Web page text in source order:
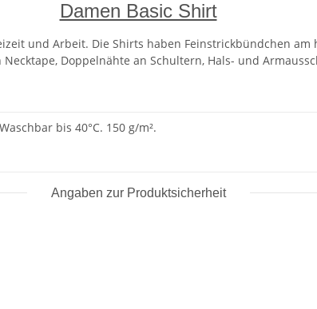
Damen Basic Shirt
und Arbeit. Die Shirts haben Feinstrickbündchen
Doppelnähte an Schultern, Hals- und
bis 40°C. 150 g/m².
Angaben zur Produktsicherheit